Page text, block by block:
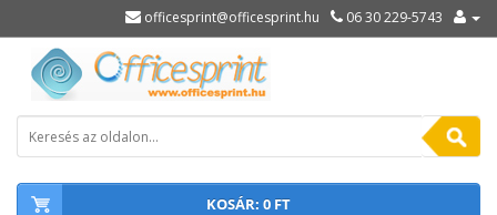
officesprint@officesprint.hu 06 30 229-5743
KOSÁR: 0 FT